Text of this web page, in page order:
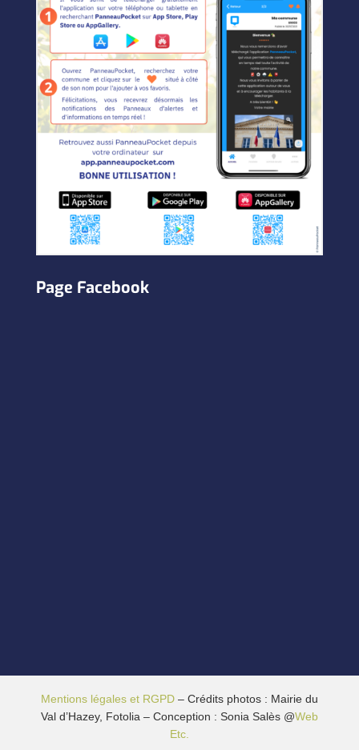
Page Facebook
Mentions légales et RGPD– Crédits photos : Mairie du
Val d’Hazey, Fotolia – Conception : Sonia Salès @Web
Etc.